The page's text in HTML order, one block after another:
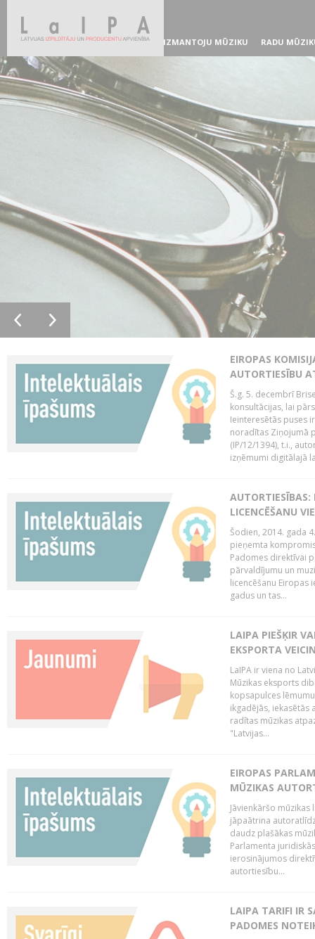
IZMANTOJU MŪZIKU RADU
EIROPAS
AUTORTIESĪBU
Š.g. 5. decembrī
konsultācijas, lai
Ieinteresētās puses
noradītas Ziņojumā
(IP/12/1394), t.i.,
izņēmumi digitālajā
AUTORTIESĪBAS:
LICENCĒŠANU
Šodien, 2014. gada
pieņemta
Padomes direktīvai
pārvaldījumu un
licencēšanu Eiropas
gadus un tas...
LAIPA PIEŠĶIR
EKSPORTA
LaIPA ir viena no
Mūzikas eksports
kopsapulces
ikgadējās, iekasētās
radītas mūzikas
"Latvijas...
EIROPAS
MŪZIKAS
Jāvienkāršo
jāpaātrina
daudz plašākas
Parlamenta
ierosinājumos
autortiesību...
LAIPA TARIFI IR
PADOMES